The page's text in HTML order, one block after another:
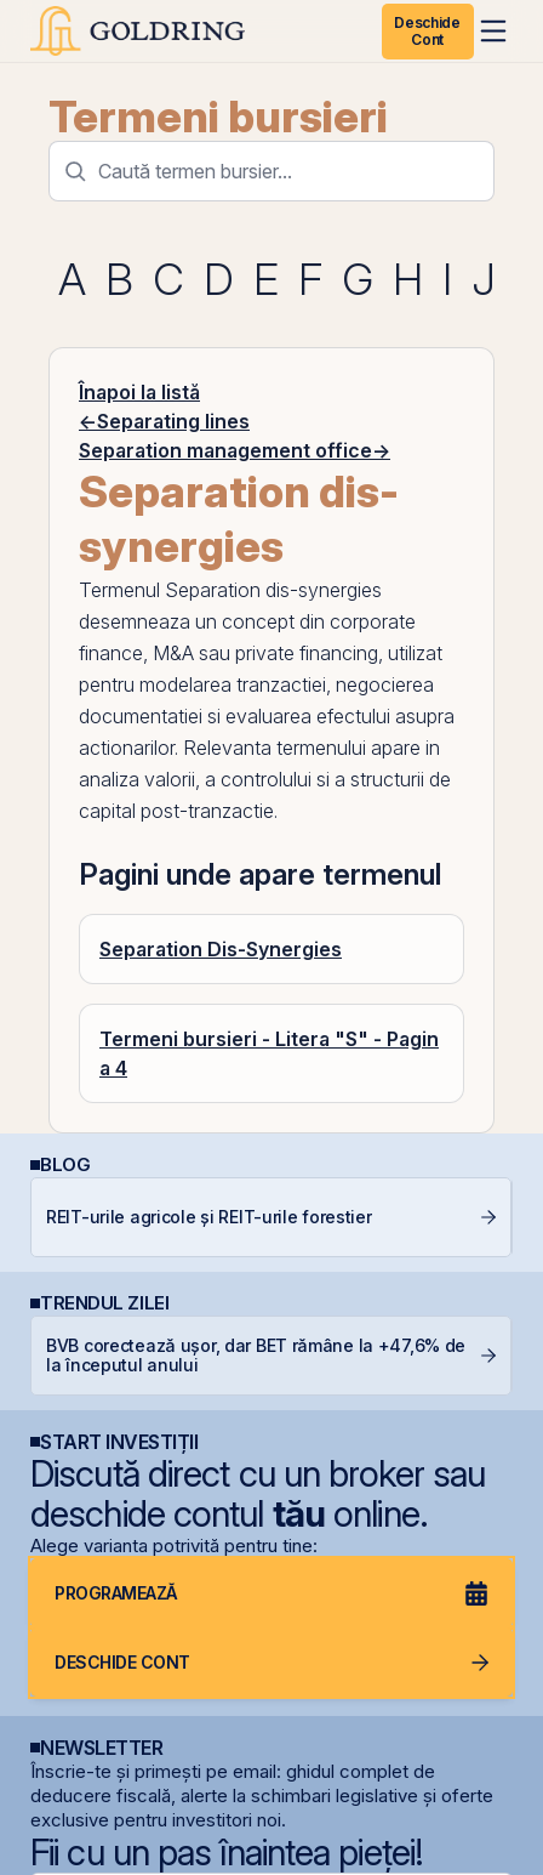
Deschide
Cont
Termeni bursieri
A B C D E F G H I J
Înapoi la listă
←Separating lines
Separation management office→
Separation dis-
synergies
Termenul Separation dis-synergies
desemneaza un concept din corporate
finance, M&A sau private financing, utilizat
pentru modelarea tranzactiei, negocierea
documentatiei si evaluarea efectului asupra
actionarilor. Relevanta termenului apare in
analiza valorii, a controlului si a structurii de
capital post-tranzactie.
Pagini unde apare termenul
Separation Dis-Synergies
Termeni bursieri - Litera "S" - Pagin
a 4
BLOG
REIT-urile agricole și REIT-urile forestier
TRENDUL ZILEI
BVB corectează ușor, dar BET rămâne la +47,6% de
la începutul anului
START INVESTIȚII
Discută direct cu un broker sau
deschide contul tăuonline.
Alege varianta potrivită pentru tine:
PROGRAMEAZĂ
DESCHIDE CONT
NEWSLETTER
Înscrie-te și primești pe email: ghidul complet de
deducere fiscală, alerte la schimbari legislative și oferte
exclusive pentru investitori noi.
Fii cu un pas înaintea pieței!